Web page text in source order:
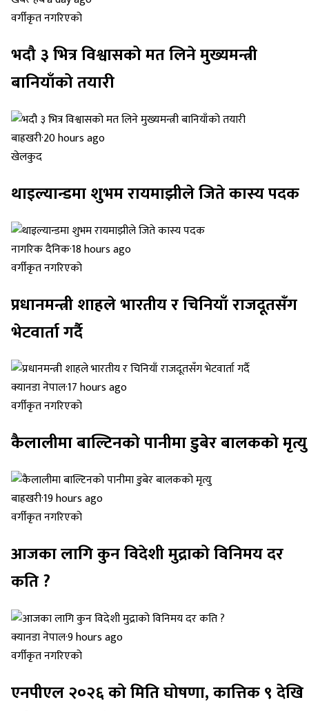
वर्गीकृत नगरिएको
भदौ ३ भित्र विश्वासको मत लिने मुख्यमन्त्री
बानियाँको तयारी
बाह्रखरी·20 hours ago
खेलकुद
थाइल्यान्डमा शुभम रायमाझीले जिते कास्य पदक
नागरिक दैनिक·18 hours ago
वर्गीकृत नगरिएको
प्रधानमन्त्री शाहले भारतीय र चिनियाँ राजदूतसँग
भेटवार्ता गर्दै
क्यानडा नेपाल·17 hours ago
वर्गीकृत नगरिएको
कैलालीमा बाल्टिनको पानीमा डुबेर बालकको मृत्यु
बाह्रखरी·19 hours ago
वर्गीकृत नगरिएको
आजका लागि कुन विदेशी मुद्राको विनिमय दर
कति ?
क्यानडा नेपाल·9 hours ago
वर्गीकृत नगरिएको
एनपीएल २०२६ को मिति घोषणा, कात्तिक ९ देखि